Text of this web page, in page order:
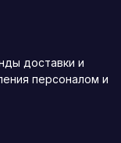
доставки и
персоналом и